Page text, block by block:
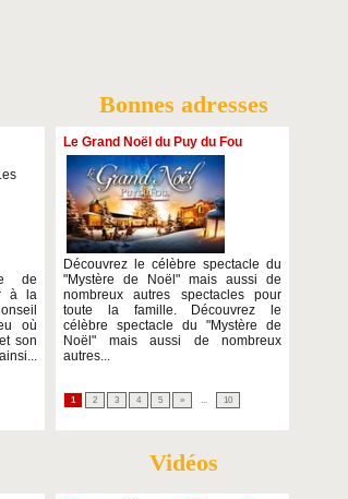
Bonnes adresses
de
à la
où
son
Le Grand Noël du Puy du Fou
Découvrez le célèbre spectacle du
"Mystère de Noël" mais aussi de
nombreux autres spectacles pour
toute la famille. Découvrez le
célèbre spectacle du "Mystère de
Noël" mais aussi de nombreux
autres...
1 2 3 4 5 » 10
Vidéos